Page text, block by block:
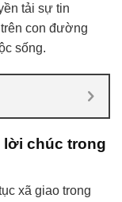
tải sự tin
con đường
sống.
lời chúc trong
xã giao trong